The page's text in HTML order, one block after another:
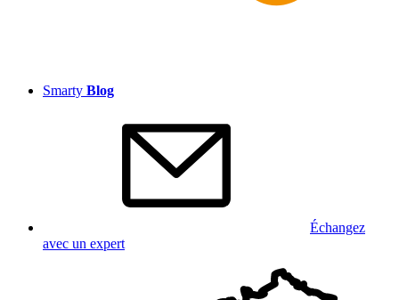
Smarty Blog
Échangez
avec un expert